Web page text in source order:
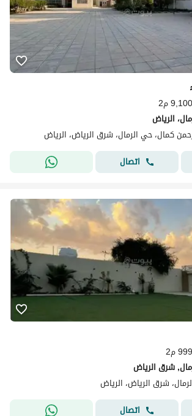
9,100 م2
الرياض
كمال، حي الرمال، شرق الرياض، الرياض
اتصال
999 م2
شرق الرياض
شرق الرياض، الرياض
اتصال